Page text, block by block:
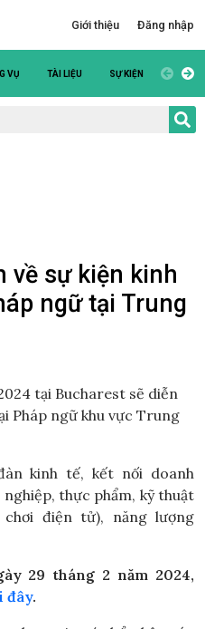
Giới thiệu Đăng nhập
VỤ TÀI LIỆU SỰ KIỆN DANH
về sự kiện kinh
ngữ tại Trung
tại Bucharest sẽ diễn
Pháp ngữ khu vực Trung
kinh tế, kết nối doanh
thực phẩm, kỹ thuật
điện tử), năng lượng
29 tháng 2 năm 2024,
đây.